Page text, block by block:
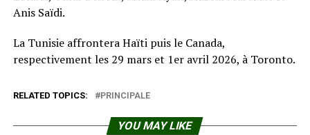
Anis Saïdi.
La Tunisie affrontera Haïti puis le Canada,
respectivement les 29 mars et 1er avril 2026, à Toronto.
RELATED TOPICS: PRINCIPALE
YOU MAY LIKE